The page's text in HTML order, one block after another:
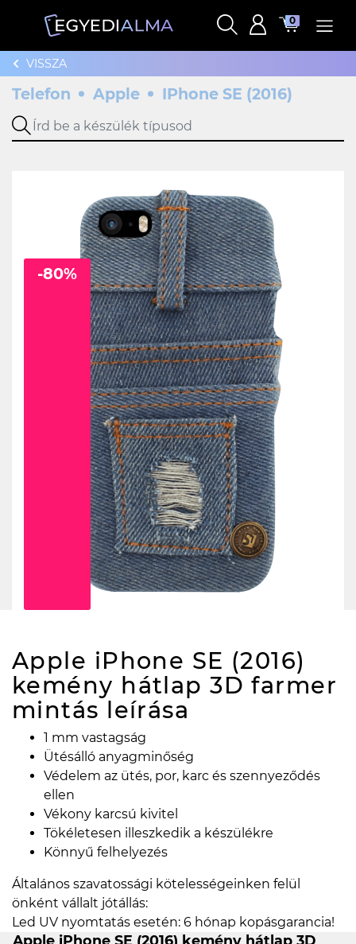
0
VISSZA
Telefon Apple IPhone SE (2016)
-80%
Apple iPhone SE (2016)
kemény hátlap 3D farmer
mintás leírása
1 mm vastagság
Ütésálló anyagminőség
Védelem az ütés, por, karc és szennyeződés
ellen
Vékony karcsú kivitel
Tökéletesen illeszkedik a készülékre
Könnyű felhelyezés
Általános szavatossági kötelességeinken felül
önként vállalt jótállás:
Led UV nyomtatás esetén: 6 hónap kopásgarancia!
Apple iPhone SE (2016) kemény hátlap 3D